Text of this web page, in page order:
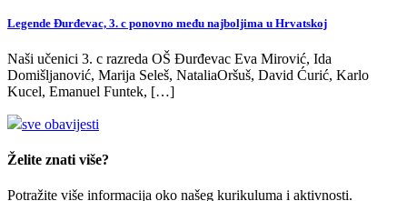
Legende Đurđevac, 3. c ponovno među najboljima u Hrvatskoj
Naši učenici 3. c razreda OŠ Đurđevac Eva Mirović, Ida
Domišljanović, Marija Seleš, NataliaOršuš, David Ćurić, Karlo
Kucel, Emanuel Funtek, […]
sve obavijesti
Želite znati više?
Potražite više informacija oko našeg kurikuluma i aktivnosti.